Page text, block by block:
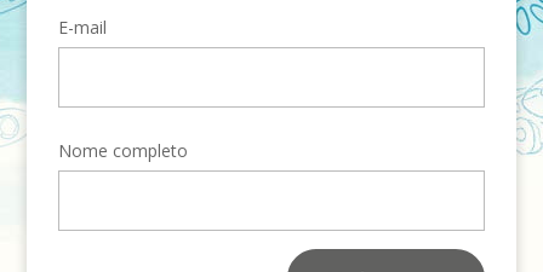
E-mail
Nome completo